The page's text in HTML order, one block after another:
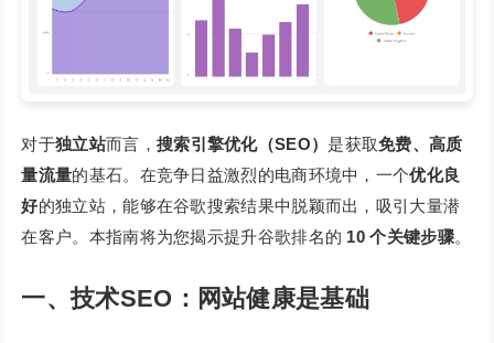
对于独立站而言， 搜索引擎优化（SEO） 是获取免费、高质
量流量的基石。在竞争日益激烈的电商环境中，一个优化良
好的独立站，能够在谷歌搜索结果中脱颖而出，吸引大量潜
在客户。本指南将为您揭示提升谷歌排名的 10 个关键步骤。
一、技术SEO：网站健康是基础